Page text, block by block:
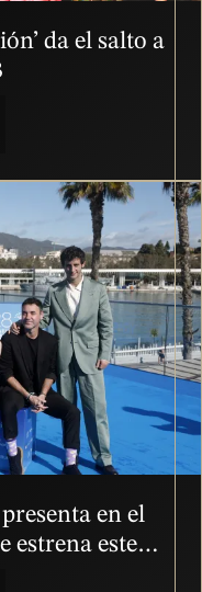
da el salto a
en el
estrena este